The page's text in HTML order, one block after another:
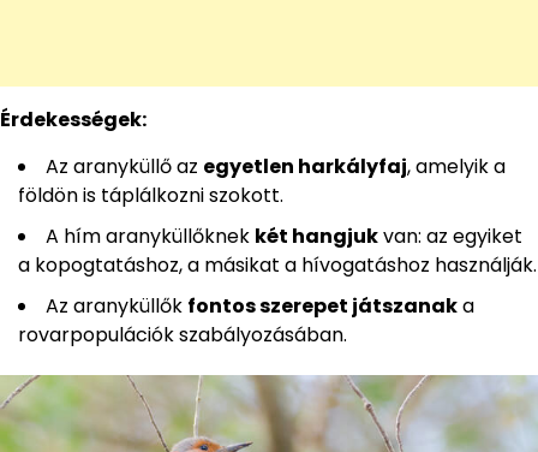
Érdekességek:
Az aranyküllő az egyetlen harkályfaj, amelyik a
földön is táplálkozni szokott.
A hím aranyküllőknek két hangjukvan: az egyiket
a kopogtatáshoz, a másikat a hívogatáshoz használják.
Az aranyküllők fontos szerepet játszanaka
rovarpopulációk szabályozásában.